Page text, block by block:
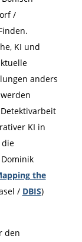
/
KI und
anders
KI in
the
/ DBIS)
den